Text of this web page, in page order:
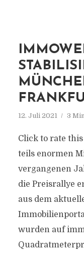
12. Juli 2021 3
Click to rate
teils enormen
vergangenen
die Preisrallye
aus dem
wurden auf